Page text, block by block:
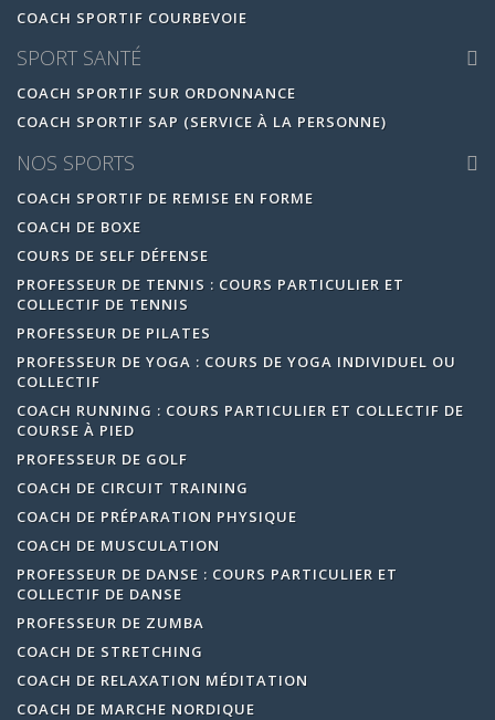
COACH SPORTIF COURBEVOIE
SPORT SANTÉ
COACH SPORTIF SUR ORDONNANCE
COACH SPORTIF SAP (SERVICE À LA PERSONNE)
NOS SPORTS
COACH SPORTIF DE REMISE EN FORME
COACH DE BOXE
COURS DE SELF DÉFENSE
PROFESSEUR DE TENNIS : COURS PARTICULIER ET
COLLECTIF DE TENNIS
PROFESSEUR DE PILATES
PROFESSEUR DE YOGA : COURS DE YOGA INDIVIDUEL OU
COLLECTIF
COACH RUNNING : COURS PARTICULIER ET COLLECTIF DE
COURSE À PIED
PROFESSEUR DE GOLF
COACH DE CIRCUIT TRAINING
COACH DE PRÉPARATION PHYSIQUE
COACH DE MUSCULATION
PROFESSEUR DE DANSE : COURS PARTICULIER ET
COLLECTIF DE DANSE
PROFESSEUR DE ZUMBA
COACH DE STRETCHING
COACH DE RELAXATION MÉDITATION
COACH DE MARCHE NORDIQUE